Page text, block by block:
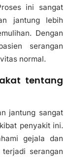
ini sangat
jantung lebih
Dengan
serangan
normal.
tentang
jantung sangat
penyakit ini.
gejala dan
serangan